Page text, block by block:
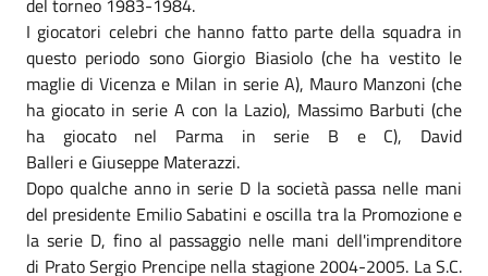
I giocatori celebri che hanno fatto parte della squadra in
questo periodo sono Giorgio Biasiolo (che ha vestito le
maglie di Vicenza e Milan in serie A), Mauro Manzoni (che
ha giocato in serie A con la Lazio), Massimo Barbuti (che
ha giocato nel Parma in serie B e C), David
Balleri e Giuseppe Materazzi.
Dopo qualche anno in serie D la società passa nelle mani
del presidente Emilio Sabatini e oscilla tra la Promozione e
la serie D, fino al passaggio nelle mani dell'imprenditore
di Prato Sergio Prencipe nella stagione 2004-2005. La S.C.